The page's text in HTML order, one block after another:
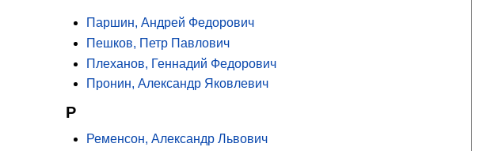
Паршин, Андрей Федорович
Пешков, Петр Павлович
Плеханов, Геннадий Федорович
Пронин, Александр Яковлевич
Р
Ременсон, Александр Львович